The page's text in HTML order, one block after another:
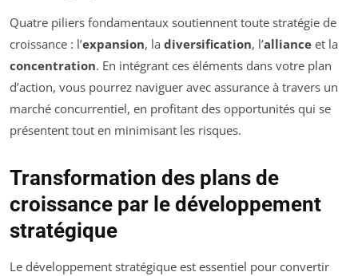
Quatre piliers fondamentaux soutiennent toute stratégie de
croissance : l’expansion, la diversification, l’alliance et la
concentration. En intégrant ces éléments dans votre plan
d’action, vous pourrez naviguer avec assurance à travers un
marché concurrentiel, en profitant des opportunités qui se
présentent tout en minimisant les risques.
Transformation des plans de
croissance par le développement
stratégique
Le développement stratégique est essentiel pour convertir